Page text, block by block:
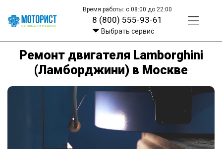
Время работы: с 08:00 до 22:00
8 (800) 555-93-61
Выбрать сервис
Ремонт двигателя Lamborghini
(Ламборджини) в Москве